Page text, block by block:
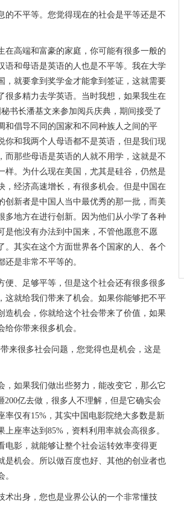
的不平等。您觉得现在的社会是平等还是不
高端和富豪的家庭，你可能有很多一般的
语和母语是英语的人也是不平等。我在大学
，就要拿到奖学金才能拿到签证，这就需要
很多精力去学英语。当时我想，如果我生在
书长潘基文来参加阅兵庆典，期间接受了
和倡导不同的国家和不同种族人之间的平
你和我两个人母语都不是英语，但是我们现
那些母语是英语的人就不用学，这就是不
。为什么现在美国，尤其是硅谷，仍然是
，经济高速增长，有很多机会。但是中国在
新者是中国人当中最优秀的那一批，而美
多地方在进行创新。因为他们从小学了各种
是他没有办法到中国来，不管他愿意不愿
其实在这个方面世界各个国家的人、各个
是非常不平等的。
、足够平等，但是这个社会还有很多很多
这就给我们带来了机会。如果你能够把不平
造机会，你就给这个社会带来了价值，如果
你带来很多机会。
来很多社会问题，您觉得也是机会，这是
如果我们做出些努力，能改变它，那么它
亿去做，很多人不理解，但是它确实会
仅有15%，其实中国电影院绝大多数是新
座率达到85%，资料利用率就会高很多。
电影，就能够让整个社会运转效率变得更
是机会。所以做百度也好、其他的创业者也
术出身，您也是业界公认的一个非常懂技